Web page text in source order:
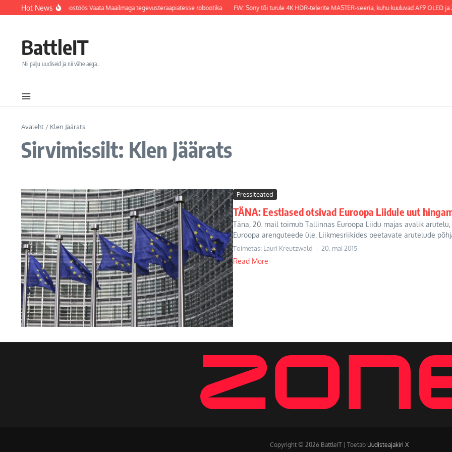
Sisu juurdeHot News
haigla integreerib koostöös Vaata Maailmaga tegevusteraapiatesse robootika FW: Sony tõi turule 4K HDR-telerite MASTER-seeria, kuhu kuuluvad AF9 OLED
BattleIT
Nii palju uudiseid ja nii vähe aega…
Avaleht / Klen Jäärats
Sirvimissilt: Klen Jäärats
Pressiteated
TÄNA: Eestlased otsivad Euroopa Liidule uut
Täna, 20. mail toimub Tallinnas Euroopa Liidu majas avalik
Euroopa arenguteede üle. Liikmesriikides peetavate arutelude
Toimetas: Lauri Kreutzwald 20. mai 2015
Read More
Copyright © 2026 BattleIT | Toetab Uudisteajakiri X